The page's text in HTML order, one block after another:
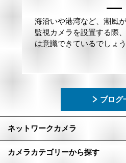
海沿いや港湾など、潮風
監視カメラを設置する際
は意識できているでしょ
ブログ
ネットワークカメラ
カメラカテゴリーから探す